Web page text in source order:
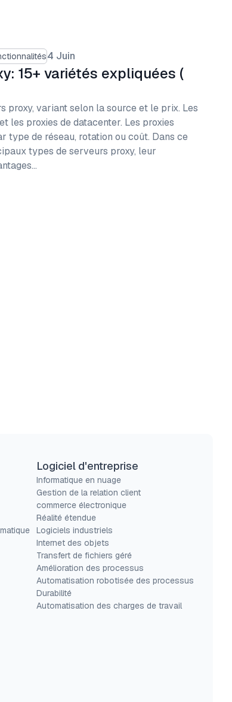
4 Juin
15+ variétés expliquées (
proxy, variant selon la source et le prix. Les
les proxies de datacenter. Les proxies
type de réseau, rotation ou coût. Dans ce
types de serveurs proxy, leur
Logiciel d'entreprise
Informatique en nuage
Gestion de la relation client
commerce électronique
Réalité étendue
Logiciels industriels
Internet des objets
Transfert de fichiers géré
Amélioration des processus
Automatisation robotisée des processus
Durabilité
Automatisation des charges de travail